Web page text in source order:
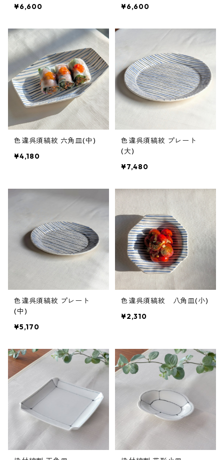
¥6,600 ¥6,600
色違呉須縞紋 六角皿(中)
¥4,180
色違呉須縞紋 プレート
(大)
¥7,480
色違呉須縞紋 プレート
(中)
¥5,170
色違呉須縞紋 八角皿(小)
¥2,310